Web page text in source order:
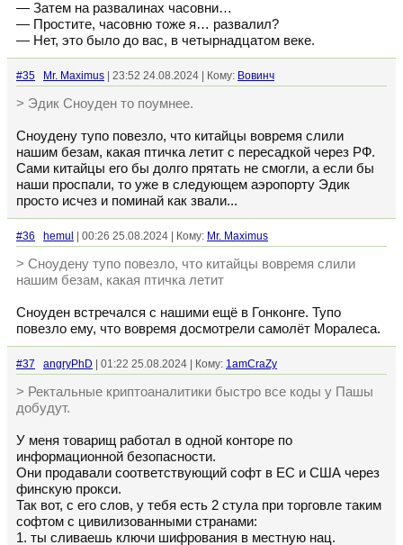
— Затем на развалинах часовни…
— Простите, часовню тоже я… развалил?
— Нет, это было до вас, в четырнадцатом веке.
#35 Mr. Maximus | 23:52 24.08.2024 | Кому: Вовинч
> Эдик Сноуден то поумнее.
Сноудену тупо повезло, что китайцы вовремя слили
нашим безам, какая птичка летит с пересадкой через РФ.
Сами китайцы его бы долго прятать не смогли, а если бы
наши проспали, то уже в следующем аэропорту Эдик
просто исчез и поминай как звали...
#36 hemul | 00:26 25.08.2024 | Кому: Mr. Maximus
> Сноудену тупо повезло, что китайцы вовремя слили
нашим безам, какая птичка летит
Сноуден встречался с нашими ещё в Гонконге. Тупо
повезло ему, что вовремя досмотрели самолёт Моралеса.
#37 angryPhD | 01:22 25.08.2024 | Кому: 1amCraZy
> Ректальные криптоаналитики быстро все коды у Пашы
добудут.
У меня товарищ работал в одной конторе по
информационной безопасности.
Они продавали соответствующий софт в ЕС и США через
финскую прокси.
Так вот, с его слов, у тебя есть 2 стула при торговле таким
софтом с цивилизованными странами:
1. ты сливаешь ключи шифрования в местную нац.